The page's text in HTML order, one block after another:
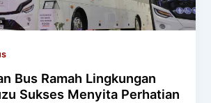
Bus Ramah Lingkungan
Sukses Menyita Perhatian